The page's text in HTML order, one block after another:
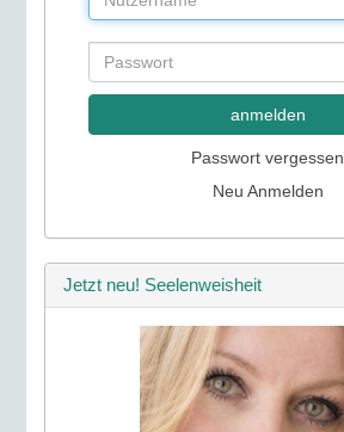
anmelden
Passwort vergessen
Neu Anmelden
Jetzt neu! Seelenweisheit